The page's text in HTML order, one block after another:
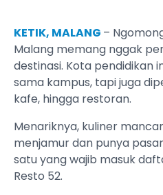
KETIK, MALANG –
Malang memang nggak
destinasi. Kota pendidikan
sama kampus, tapi juga
kafe, hingga restoran.
Menariknya, kuliner
menjamur dan punya
satu yang wajib masuk
Resto 52.